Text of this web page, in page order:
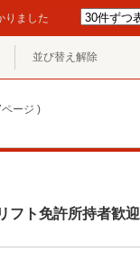
りました
並び替え解除
ージ )
フト免許所持者歓迎